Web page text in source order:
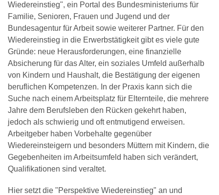
Wiedereinstieg", ein Portal des Bundesministeriums für
Familie, Senioren, Frauen und Jugend und der
Bundesagentur für Arbeit sowie weiterer Partner. Für den
Wiedereinstieg in die Erwerbstätigkeit gibt es viele gute
Gründe: neue Herausforderungen, eine finanzielle
Absicherung für das Alter, ein soziales Umfeld außerhalb
von Kindern und Haushalt, die Bestätigung der eigenen
beruflichen Kompetenzen. In der Praxis kann sich die
Suche nach einem Arbeitsplatz für Elternteile, die mehrere
Jahre dem Berufsleben den Rücken gekehrt haben,
jedoch als schwierig und oft entmutigend erweisen.
Arbeitgeber haben Vorbehalte gegenüber
Wiedereinsteigern und besonders Müttern mit Kindern, die
Gegebenheiten im Arbeitsumfeld haben sich verändert,
Qualifikationen sind veraltet.
Hier setzt die "Perspektive Wiedereinstieg" an und